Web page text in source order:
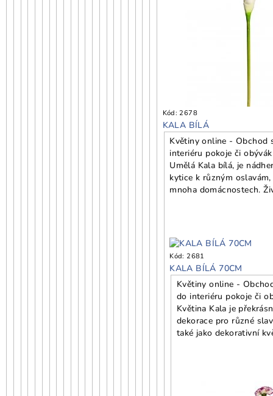
Kód: 2678
KALA BÍLÁ
Květiny online - Obchod
interiéru pokoje či
Umělá Kala bílá, je
kytice k různým
mnoha domácnostech.
Kód: 2681
KALA BÍLÁ 70CM
Květiny online -
do interiéru pokoje či
Květina Kala je
dekorace pro různé
také jako dekorativní